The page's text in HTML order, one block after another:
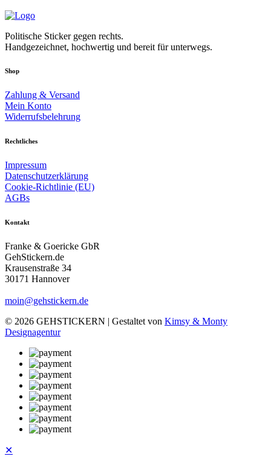
Politische Sticker gegen rechts.
Handgezeichnet, hochwertig und bereit für unterwegs.
Shop
Zahlung & Versand
Mein Konto
Widerrufsbelehrung
Rechtliches
Impressum
Datenschutzerklärung
Cookie-Richtlinie (EU)
AGBs
Kontakt
Franke & Goericke GbR
GehStickern.de
Krausenstraße 34
30171 Hannover
moin@gehstickern.de
© 2026 GEHSTICKERN | Gestaltet von Kimsy & Monty
Designagentur
✕